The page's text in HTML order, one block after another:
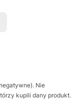
Nie
kupili dany produkt.